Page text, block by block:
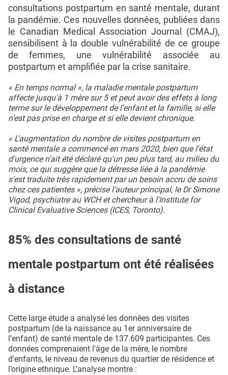
consultations postpartum en santé mentale, durant
la pandémie. Ces nouvelles données, publiées dans
le Canadian Medical Association Journal (CMAJ),
sensibilisent à la double vulnérabilité de ce groupe
de femmes, une vulnérabilité associée au
postpartum et amplifiée par la crise sanitaire.
« En temps normal », la maladie mentale postpartum
affecte jusqu'à 1 mère sur 5 et peut avoir des effets à long
terme sur le développement de l’enfant et la famille, si elle
n’est pas prise en charge et si elle devient chronique.
« L'augmentation du nombre de visites postpartum en
santé mentale a commencé en mars 2020, bien que l'état
d'urgence n'ait été déclaré qu'un peu plus tard, au milieu du
mois, ce qui suggère que la détresse liée à la pandémie
s'est traduite très rapidement par un besoin accru de soins
chez ces patientes », précise l’auteur principal, le Dr Simone
Vigod, psychiatre au WCH et chercheur à l'Institute for
Clinical Evaluative Sciences (ICES, Toronto).
85% des consultations de santé
mentale postpartum ont été réalisées
à distance
Cette large étude a analysé les données des visites
postpartum (de la naissance au 1er anniversaire de
l’enfant) de santé mentale de 137.609 participantes. Ces
données comprenaient l'âge de la mère, le nombre
d'enfants, le niveau de revenus du quartier de résidence et
l’origine ethnique. L’analyse montre :